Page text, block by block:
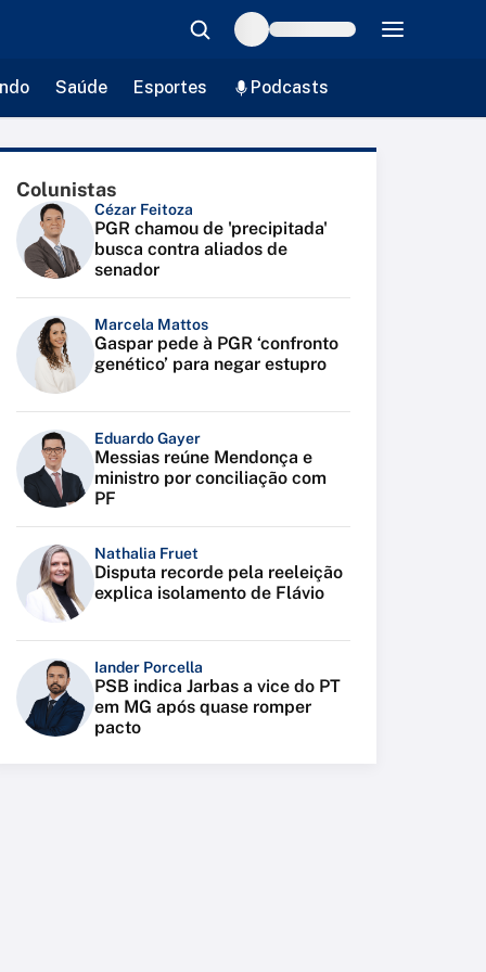
Saúde Esportes Podcasts
Colunistas
Cézar Feitoza
PGR chamou de 'precipitada'
busca contra aliados de
senador
Marcela Mattos
Gaspar pede à PGR ‘confronto
genético’ para negar estupro
Eduardo Gayer
Messias reúne Mendonça e
ministro por conciliação com
PF
Nathalia Fruet
Disputa recorde pela reeleição
explica isolamento de Flávio
Iander Porcella
PSB indica Jarbas a vice do PT
em MG após quase romper
pacto